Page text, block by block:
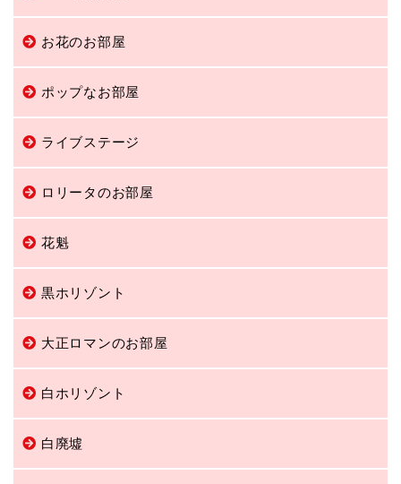
お花のお部屋
ポップなお部屋
ライブステージ
ロリータのお部屋
花魁
黒ホリゾント
大正ロマンのお部屋
白ホリゾント
白廃墟